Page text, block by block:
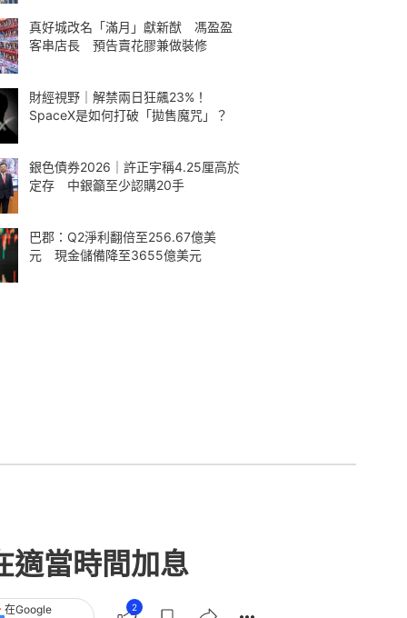
真好城改名「滿月」獻新猷 馮盈盈
客串店長 預告賣花膠兼做裝修
財經視野｜解禁兩日狂飆23%！
SpaceX是如何打破「拋售魔咒」？
銀色債券2026｜許正宇稱4.25厘高於
定存 中銀籲至少認購20手
巴郡：Q2淨利翻倍至256.67億美
元 現金儲備降至3655億美元
當時間加息
在Google
2